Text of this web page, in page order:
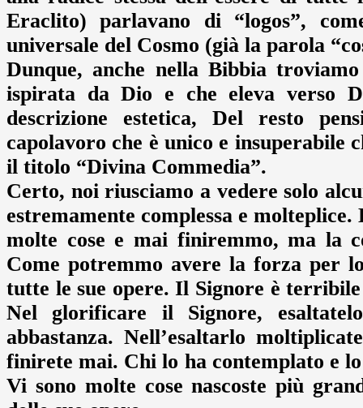
Eraclito) parlavano di “logos”,
universale del Cosmo (già la parola
Dunque, anche nella Bibbia
ispirata da Dio e che eleva verso
descrizione estetica, Del resto
capolavoro che è unico e insuperabile
il titolo “Divina Commedia”.
Certo, noi riusciamo a vedere solo
estremamente complessa e
molte cose e mai finiremmo, ma la
Come potremmo avere la forza per
tutte le sue opere. Il Signore è
Nel glorificare il Signore,
abbastanza. Nell’esaltarlo
finirete mai. Chi lo ha contemplato e
Vi sono molte cose nascoste più